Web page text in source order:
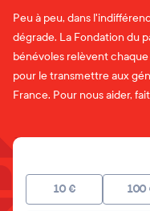
Peu à peu, dans
dégrade. La Fondation du
bénévoles relèvent
pour le transmettre aux
France. Pour nous aider,
10 € 100